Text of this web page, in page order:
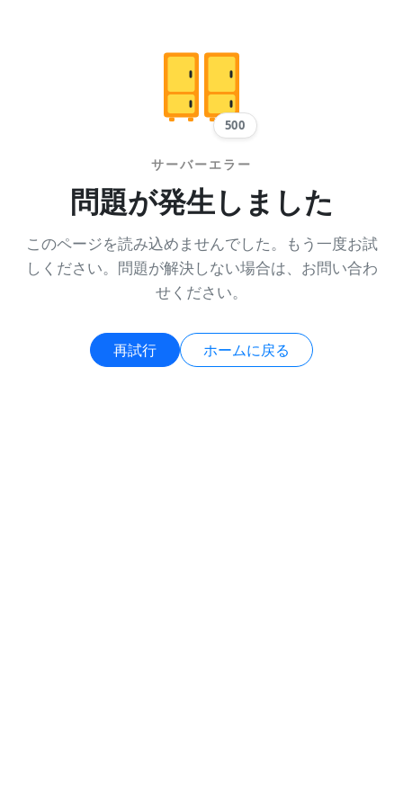
500
サーバーエラー
問題が発生しました
このページを読み込めませんでした。もう一度お試
しください。問題が解決しない場合は、お問い合わ
せください。
再試行 ホームに戻る